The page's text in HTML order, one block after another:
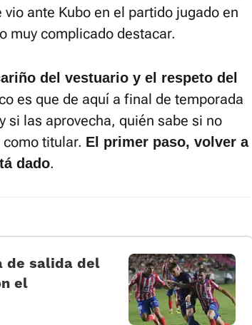
ante Kubo en el partido jugado en
muy complicado destacar.
del vestuario y el respeto del
es que de aquí a final de temporada
si las aprovecha, quién sabe si no
titular. El primer paso, volver a
dado.
de salida del
el